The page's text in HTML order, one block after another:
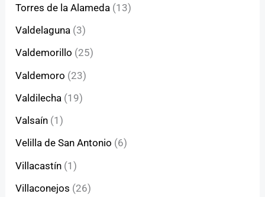
Torres de la Alameda (13)
Valdelaguna (3)
Valdemorillo (25)
Valdemoro (23)
Valdilecha (19)
Valsaín (1)
Velilla de San Antonio (6)
Villacastín (1)
Villaconejos (26)